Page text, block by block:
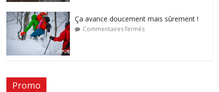
Ça avance doucement mais sûrement !
Commentaires fermés
Promo